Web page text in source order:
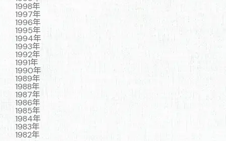
1998年
1997年
1996年
1995年
1994年
1993年
1992年
1991年
1990年
1989年
1988年
1987年
1986年
1985年
1984年
1983年
1982年